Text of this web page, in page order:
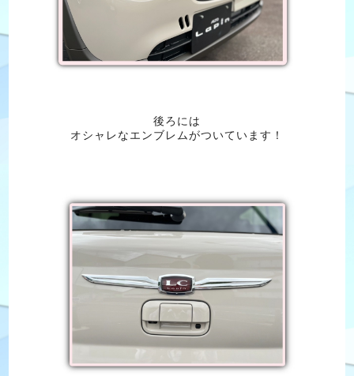
後ろには
オシャレなエンブレムがついています！